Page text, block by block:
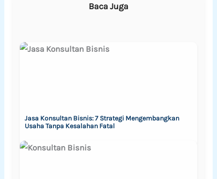
Baca Juga
Jasa Konsultan Bisnis: 7 Strategi Mengembangkan
Usaha Tanpa Kesalahan Fatal